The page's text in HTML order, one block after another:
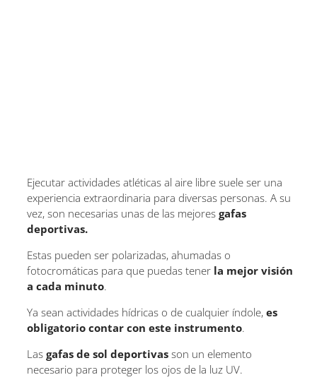
Ejecutar actividades atléticas al aire libre suele ser una
experiencia extraordinaria para diversas personas. A su
vez, son necesarias unas de las mejoresgafas
deportivas.
Estas pueden ser polarizadas, ahumadas o
fotocromáticas para que puedas tener la mejor visión
a cada minuto.
Ya sean actividades hídricas o de cualquier índole, es
obligatorio contar con este instrumento.
Las gafas de sol deportivasson un elemento
necesario para proteger los ojos de la luz UV.